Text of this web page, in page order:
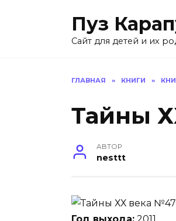
Пуз
Сайт для детей и их
ГЛАВНАЯ » КНИГИ »
Тайны
АВТОР
nesttt